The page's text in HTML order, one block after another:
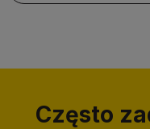
Często